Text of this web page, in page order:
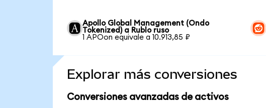
Apollo Global Management (Ondo
Tokenized) a Rublo ruso
1 APOon equivale a 10.913,85 ₽
Explorar más conversiones
Conversiones avanzadas de activos